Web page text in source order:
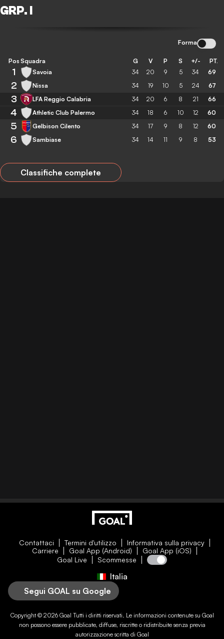
GRP. I
Forma
Pos Squadra G V P S +/- PT.
1 Savoia 34 20 9 5 34 69
2 Nissa 34 19 10 5 24 67
3 LFA Reggio Calabria 34 20 6 8 21 66
4 Athletic Club Palermo 34 18 6 10 12 60
5 Gelbison Cilento 34 17 9 8 12 60
6 Sambiase 34 14 11 9 8 53
Classifiche complete
Contattaci Termini d'utilizzo
Informativa sulla privacy
Carriere
Goal App (Android)
Goal App (iOS)
Goal Live
Scommesse
Italia
Segui GOAL su Google
Copyright © 2026 Goal Tutti i diritti riservati. Le informazioni contenute su Goal
non possono essere pubblicate, diffuse, riscritte o ridistribuite senza previa
autorizzazione scritta di Goal